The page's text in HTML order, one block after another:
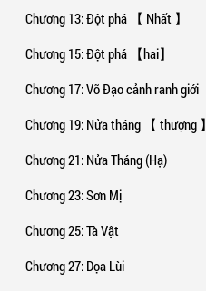
Chương 13: Đột phá 【 Nhất 】
Chương 15: Đột phá 【hai】
Chương 17: Võ Đạo cảnh ranh giới
Chương 19: Nửa tháng 【 thượng 】
Chương 21: Nửa Tháng (Hạ)
Chương 23: Sơn Mị
Chương 25: Tà Vật
Chương 27: Dọa Lùi